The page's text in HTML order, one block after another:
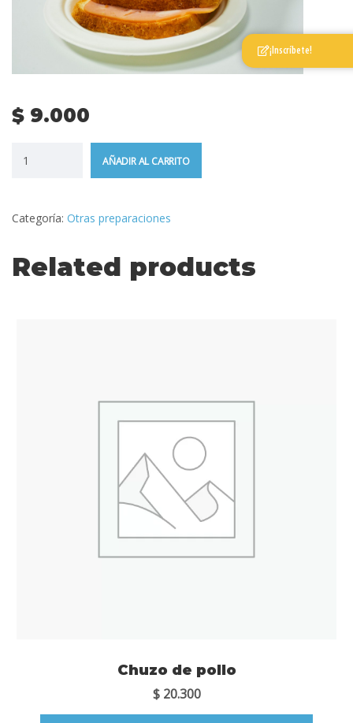
$ 9.000
AÑADIR AL CARRITO
Categoría: Otras preparaciones
Related products
Chuzo de pollo
$20.300
¡Inscríbete!